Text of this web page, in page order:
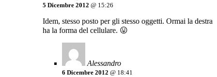
5 Dicembre 2012 @ 15:26
Idem, stesso posto per gli stesso oggetti. Ormai la destra
ha la forma del cellulare. 😛
Alessandro
6 Dicembre 2012 @ 18:41